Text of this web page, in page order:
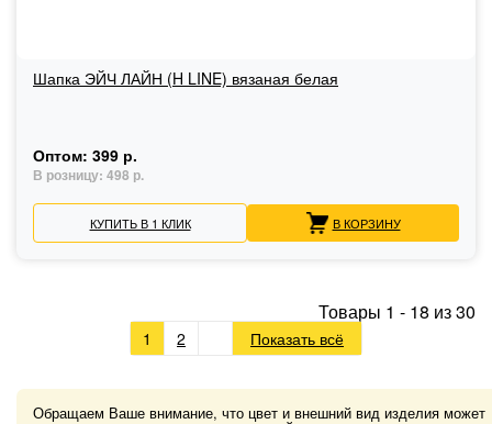
Шапка ЭЙЧ ЛАЙН (H LINE) вязаная белая
Оптом: 399 р.
В розницу: 498 р.
КУПИТЬ В 1 КЛИК В КОРЗИНУ
Товары 1 - 18 из30
1 2 Показать всё
Обращаем Ваше внимание, что цвет и внешний вид изделия может